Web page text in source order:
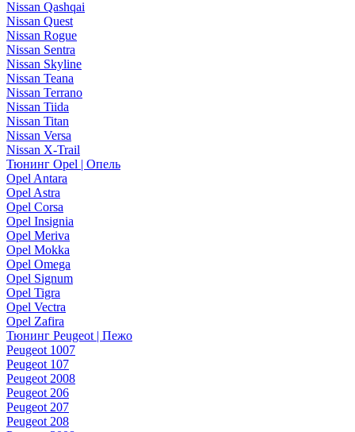
Nissan Qashqai
Nissan Quest
Nissan Rogue
Nissan Sentra
Nissan Skyline
Nissan Teana
Nissan Terrano
Nissan Tiida
Nissan Titan
Nissan Versa
Nissan X-Trail
Тюнинг Opel | Опель
Opel Antara
Opel Astra
Opel Corsa
Opel Insignia
Opel Meriva
Opel Mokka
Opel Omega
Opel Signum
Opel Tigra
Opel Vectra
Opel Zafira
Тюнинг Peugeot | Пежо
Peugeot 1007
Peugeot 107
Peugeot 2008
Peugeot 206
Peugeot 207
Peugeot 208